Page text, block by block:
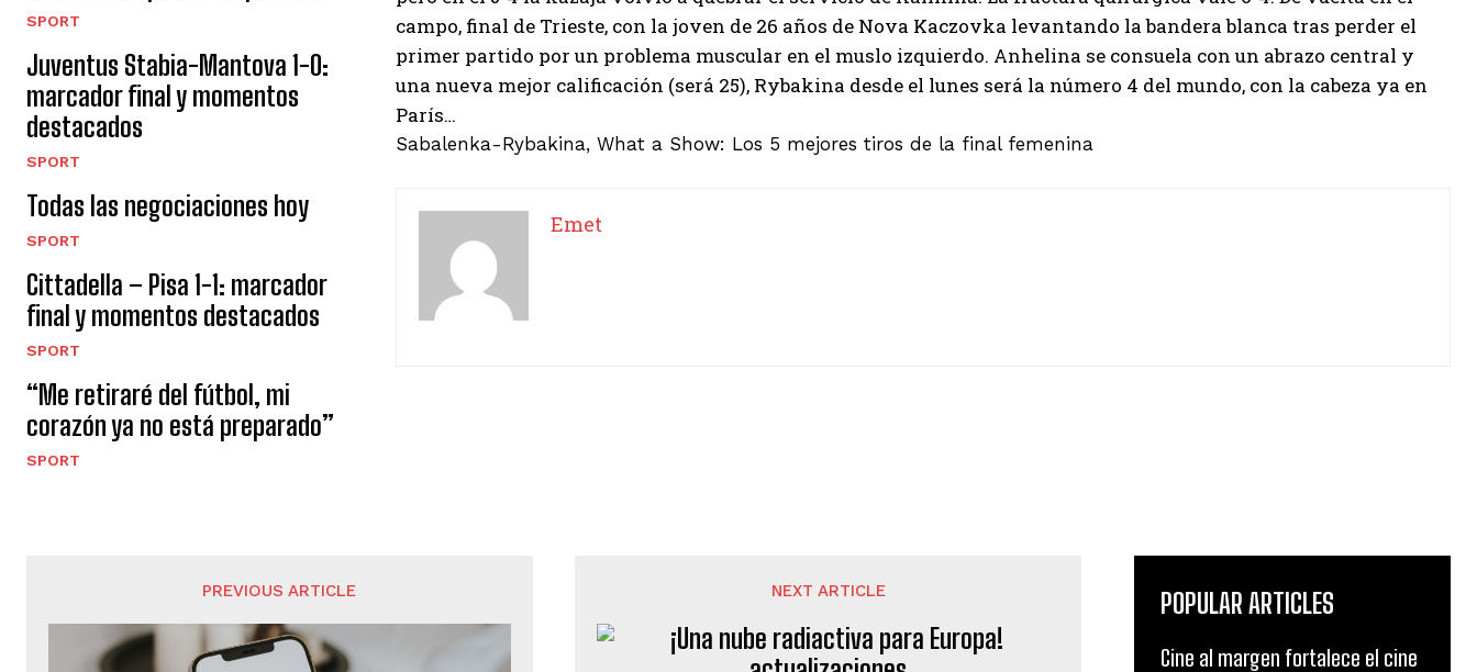
SPORT
Juventus Stabia-Mantova 1-0:
marcador final y momentos
destacados
SPORT
Todas las negociaciones hoy
SPORT
Cittadella – Pisa 1-1: marcador
final y momentos destacados
SPORT
“Me retiraré del fútbol, ​​mi
corazón ya no está preparado”
SPORT
campo, final de Trieste, con la joven de 26 años de Nova Kaczovka levantando la bandera blanca tras perder el
primer partido por un problema muscular en el muslo izquierdo. Anhelina se consuela con un abrazo central y
una nueva mejor calificación (será 25), Rybakina desde el lunes será la número 4 del mundo, con la cabeza ya en
París…
Sabalenka-Rybakina, What a Show: Los 5 mejores tiros de la final femenina
Emet
PREVIOUS ARTICLE NEXT ARTICLE POPULAR ARTICLES
Cine al margen fortalece el cine